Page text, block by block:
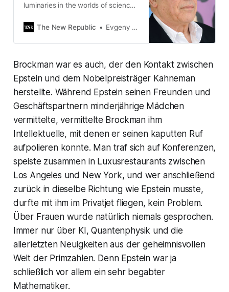
luminaries in the worlds of science
back to literary agent John
The New Republic Evgeny Morozov
Brockman war es auch, der den Kontakt zwischen
Epstein und dem Nobelpreisträger Kahneman
herstellte. Während Epstein seinen Freunden und
Geschäftspartnern minderjährige Mädchen
vermittelte, vermittelte Brockman ihm
Intellektuelle, mit denen er seinen kaputten Ruf
aufpolieren konnte. Man traf sich auf Konferenzen,
speiste zusammen in Luxusrestaurants zwischen
Los Angeles und New York, und wer anschließend
zurück in dieselbe Richtung wie Epstein musste,
durfte mit ihm im Privatjet fliegen, kein Problem.
Über Frauen wurde natürlich niemals gesprochen.
Immer nur über KI, Quantenphysik und die
allerletzten Neuigkeiten aus der geheimnisvollen
Welt der Primzahlen. Denn Epstein war ja
schließlich vor allem ein sehr begabter
Mathematiker.